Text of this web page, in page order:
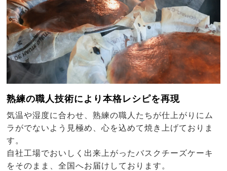
熟練の職人技術により本格レシピを再現
気温や湿度に合わせ、熟練の職人たちが仕上がりにム
ラがでないよう見極め、心を込めて焼き上げておりま
す。
自社工場でおいしく出来上がったバスクチーズケーキ
をそのまま、全国へお届けしております。